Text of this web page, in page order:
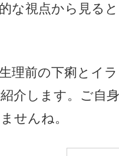
な視点から見る
理前の下痢とイ
介します。ご自
せんね。